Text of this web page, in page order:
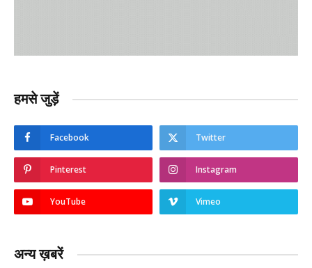
हमसे जुड़ें
Facebook Twitter
Pinterest Instagram
YouTube Vimeo
अन्य ख़बरें